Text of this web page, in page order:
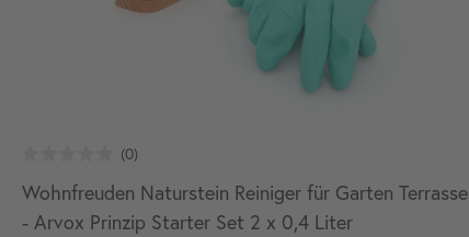
Wohnfreuden Naturstein Reiniger für Garten Terrasse
- Arvox Prinzip Starter Set 2 x 0,4 Liter